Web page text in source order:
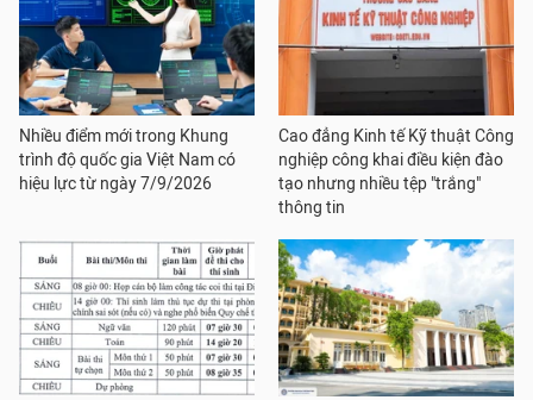
Nhiều điểm mới trong Khung
trình độ quốc gia Việt Nam có
hiệu lực từ ngày 7/9/2026
Cao đẳng Kinh tế Kỹ thuật Công
nghiệp công khai điều kiện đào
tạo nhưng nhiều tệp "trắng"
thông tin